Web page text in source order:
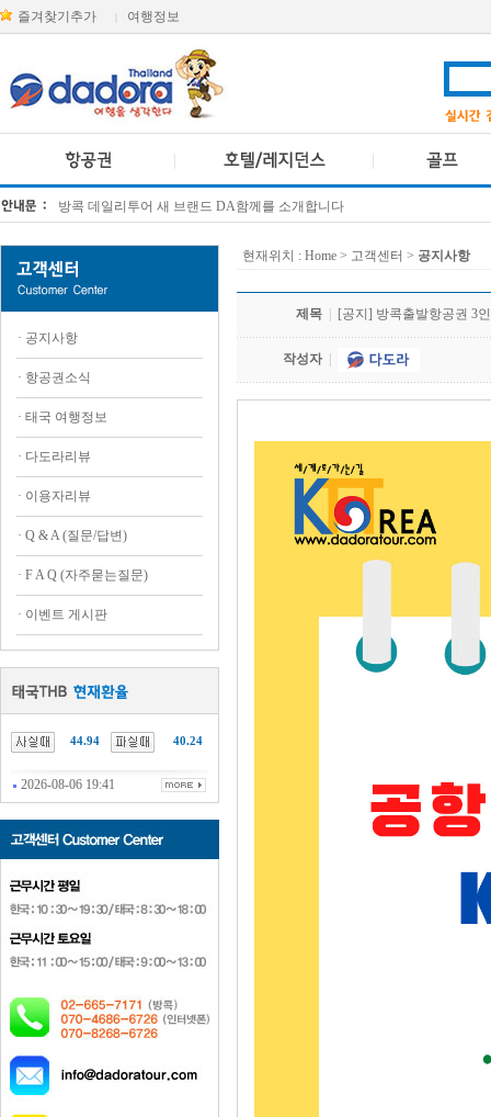
즐겨찾기추가 여행정보
방콕 데일리투어 새 브랜드 DA함께를 소개합니다
· 공지사항
· 항공권소식
· 태국 여행정보
· 다도라리뷰
· 이용자리뷰
· Q & A (질문/답변)
· F A Q (자주묻는질문)
· 이벤트 게시판
44.94 40.24
2026-08-06 19:41
현재위치 : Home > 고객센터 > 공지사항
제목 [공지] 방콕출발항공권 3
작성자